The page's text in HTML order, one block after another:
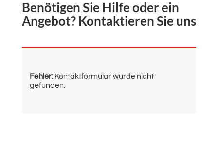
Benötigen Sie Hilfe oder ein
Angebot? Kontaktieren Sie uns
Fehler:Kontaktformular wurde nicht
gefunden.